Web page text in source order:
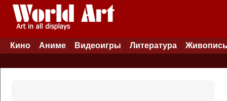
Кино Аниме Видеоигры Литература Живопись